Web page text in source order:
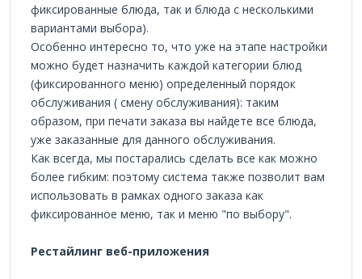
фиксированные блюда, так и блюда с несколькими
вариантами выбора).
Особенно интересно то, что уже на этапе настройки
можно будет назначить каждой категории блюд
(фиксированного меню) определенный порядок
обслуживания ( смену обслуживания): таким
образом, при печати заказа вы найдете все блюда,
уже заказанные для данного обслуживания.
Как всегда, мы постарались сделать все как можно
более гибким: поэтому система также позволит вам
использовать в рамках одного заказа как
фиксированное меню, так и меню "по выбору".
Рестайлинг веб-приложения